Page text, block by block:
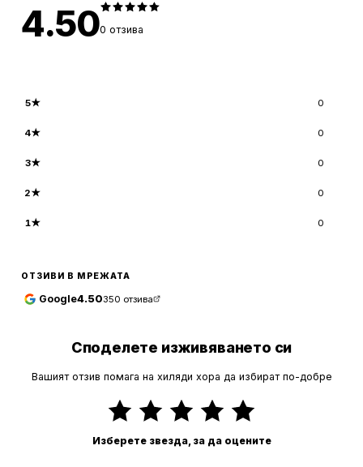
4.500 отзива
5★ 0
4★ 0
3★ 0
2★ 0
1★ 0
ОТЗИВИ В МРЕЖАТА
Google4.50350 отзива
Споделете изживяването си
Вашият отзив помага на хиляди хора да избират по-добре
Изберете звезда, за да оцените